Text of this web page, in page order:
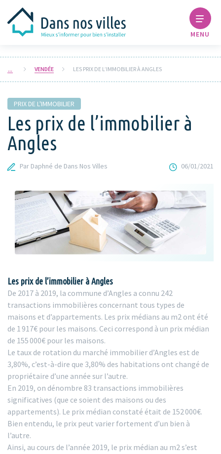
MENU
VENDÉE LES PRIX DE L’IMMOBILIER À ANGLES
PRIX DE L'IMMOBILIER
Les prix de l’immobilier à
Angles
Par Daphné de Dans Nos Villes 06/01/2021
Les prix de l’immobilier à Angles
De 2017 à 2019, la commune d’Angles a connu 242
transactions immobilières concernant tous types de
maisons et d’appartements. Les prix médians au m2 ont été
de 1 917€ pour les maisons. Ceci correspond à un prix médian
de 155 000€ pour les maisons.
Le taux de rotation du marché immobilier d’Angles est de
3,80%, c’est-à-dire que 3,80% des habitations ont changé de
propriétaire d’une année sur l’autre.
En 2019, on dénombre 83 transactions immobilières
significatives (que ce soient des maisons ou des
appartements). Le prix médian constaté était de 152 000€.
Bien entendu, le prix peut varier fortement d’un bien à
l’autre.
Ainsi, au cours de l’année 2019, le prix médian au m2 s’est